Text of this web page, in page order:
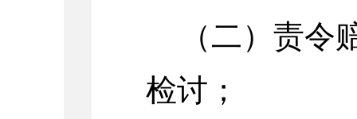
（二）责
检讨；